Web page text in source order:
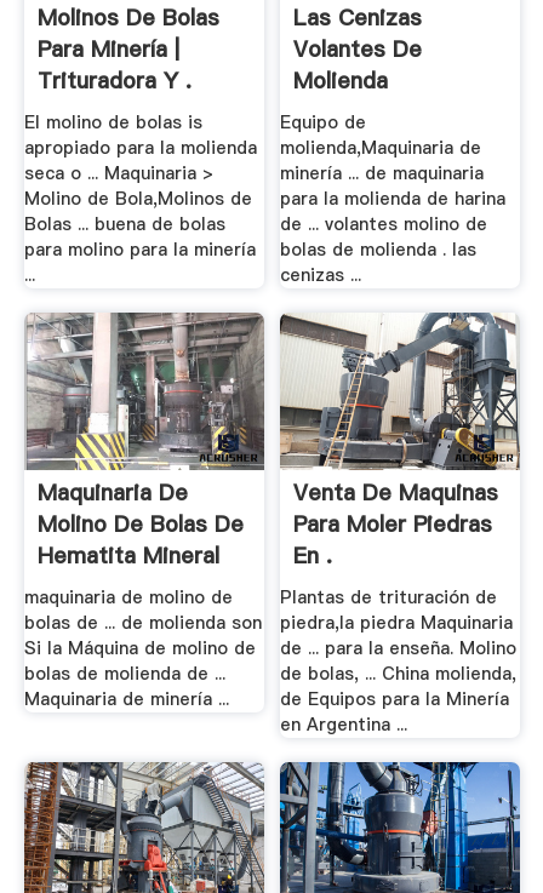
Molinos De Bolas
Para Minería |
Trituradora Y .
El molino de bolas is
apropiado para la molienda
seca o ... Maquinaria >
Molino de Bola,Molinos de
Bolas ... buena de bolas
para molino para la minería
...
Las Cenizas
Volantes De
Molienda
Maquinaria
Equipo de
molienda,Maquinaria de
minería ... de maquinaria
para la molienda de harina
de ... volantes molino de
bolas de molienda . las
cenizas ...
Maquinaria De
Molino De Bolas De
Hematita Mineral
maquinaria de molino de
bolas de ... de molienda son
Si la Máquina de molino de
bolas de molienda de ...
Maquinaria de minería ...
Venta De Maquinas
Para Moler Piedras
En .
Plantas de trituración de
piedra,la piedra Maquinaria
de ... para la enseña. Molino
de bolas, ... China molienda,
de Equipos para la Minería
en Argentina ...